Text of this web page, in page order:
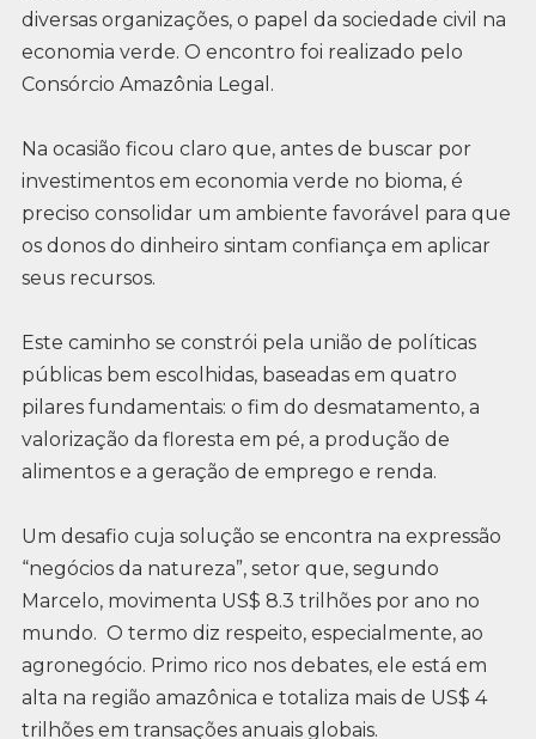
diversas organizações, o papel da sociedade civil na
economia verde. O encontro foi realizado pelo
Consórcio Amazônia Legal.
Na ocasião ficou claro que, antes de buscar por
investimentos em economia verde no bioma, é
preciso consolidar um ambiente favorável para que
os donos do dinheiro sintam confiança em aplicar
seus recursos.
Este caminho se constrói pela união de políticas
públicas bem escolhidas, baseadas em quatro
pilares fundamentais: o fim do desmatamento, a
valorização da floresta em pé, a produção de
alimentos e a geração de emprego e renda.
Um desafio cuja solução se encontra na expressão
“negócios da natureza”, setor que, segundo
Marcelo, movimenta US$ 8.3 trilhões por ano no
mundo. O termo diz respeito, especialmente, ao
agronegócio. Primo rico nos debates, ele está em
alta na região amazônica e totaliza mais de US$ 4
trilhões em transações anuais globais.